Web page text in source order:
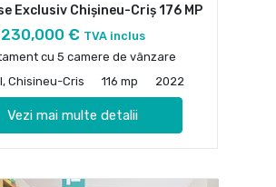
Exclusiv Chișineu-Criș 176 MP
230,000 € TVA inclus
cu 5 camere de vânzare
Chisineu-Cris
116 mp 2022
Vezi mai multe detalii